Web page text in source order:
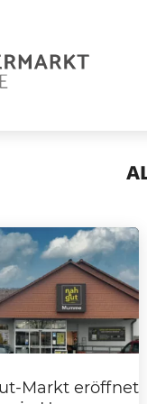
Markt eröffnet